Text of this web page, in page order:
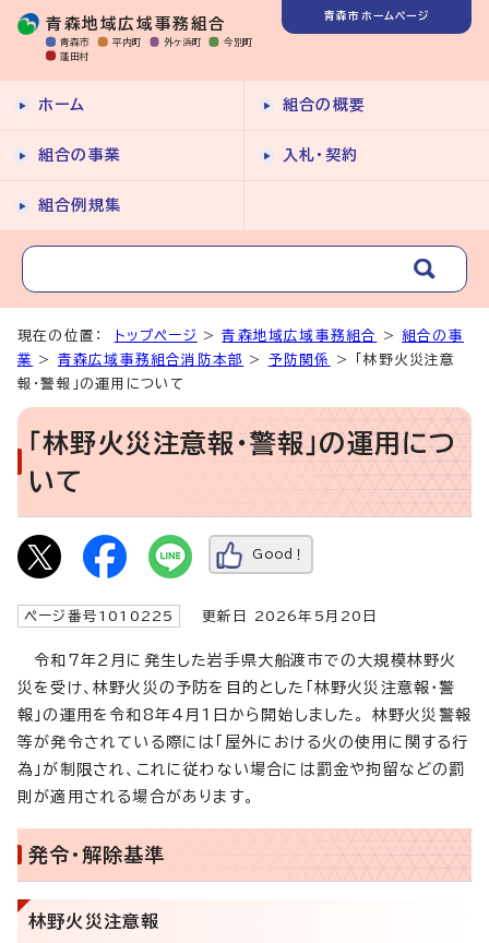
青森地域広域事務組合
青森市 平内町 外ヶ浜町
今別町
蓬田村
青森市ホームページ
ホーム 組合の概要
組合の事業 入札・契約
組合例規集
現在の位置： トップページ >青森地域広域事務組合 >組合の事
業
> 青森広域事務組合消防本部 > 予防関係
> 「林野火災注意
報・警報」の運用について
「林野火災注意報・警報」の運用につ
いて
Good！
ページ番号1010225 更新日 2026年5月20日
令和7年2月に発生した岩手県大船渡市での大規模林野火
災を受け、林野火災の予防を目的とした「林野火災注意報・警
報」の運用を令和8年4月1日から開始しました。 林野火災警報
等が発令されている際には「屋外における火の使用に関する行
為」が制限され、これに従わない場合には罰金や拘留などの罰
則が適用される場合があります。
発令・解除基準
林野火災注意報